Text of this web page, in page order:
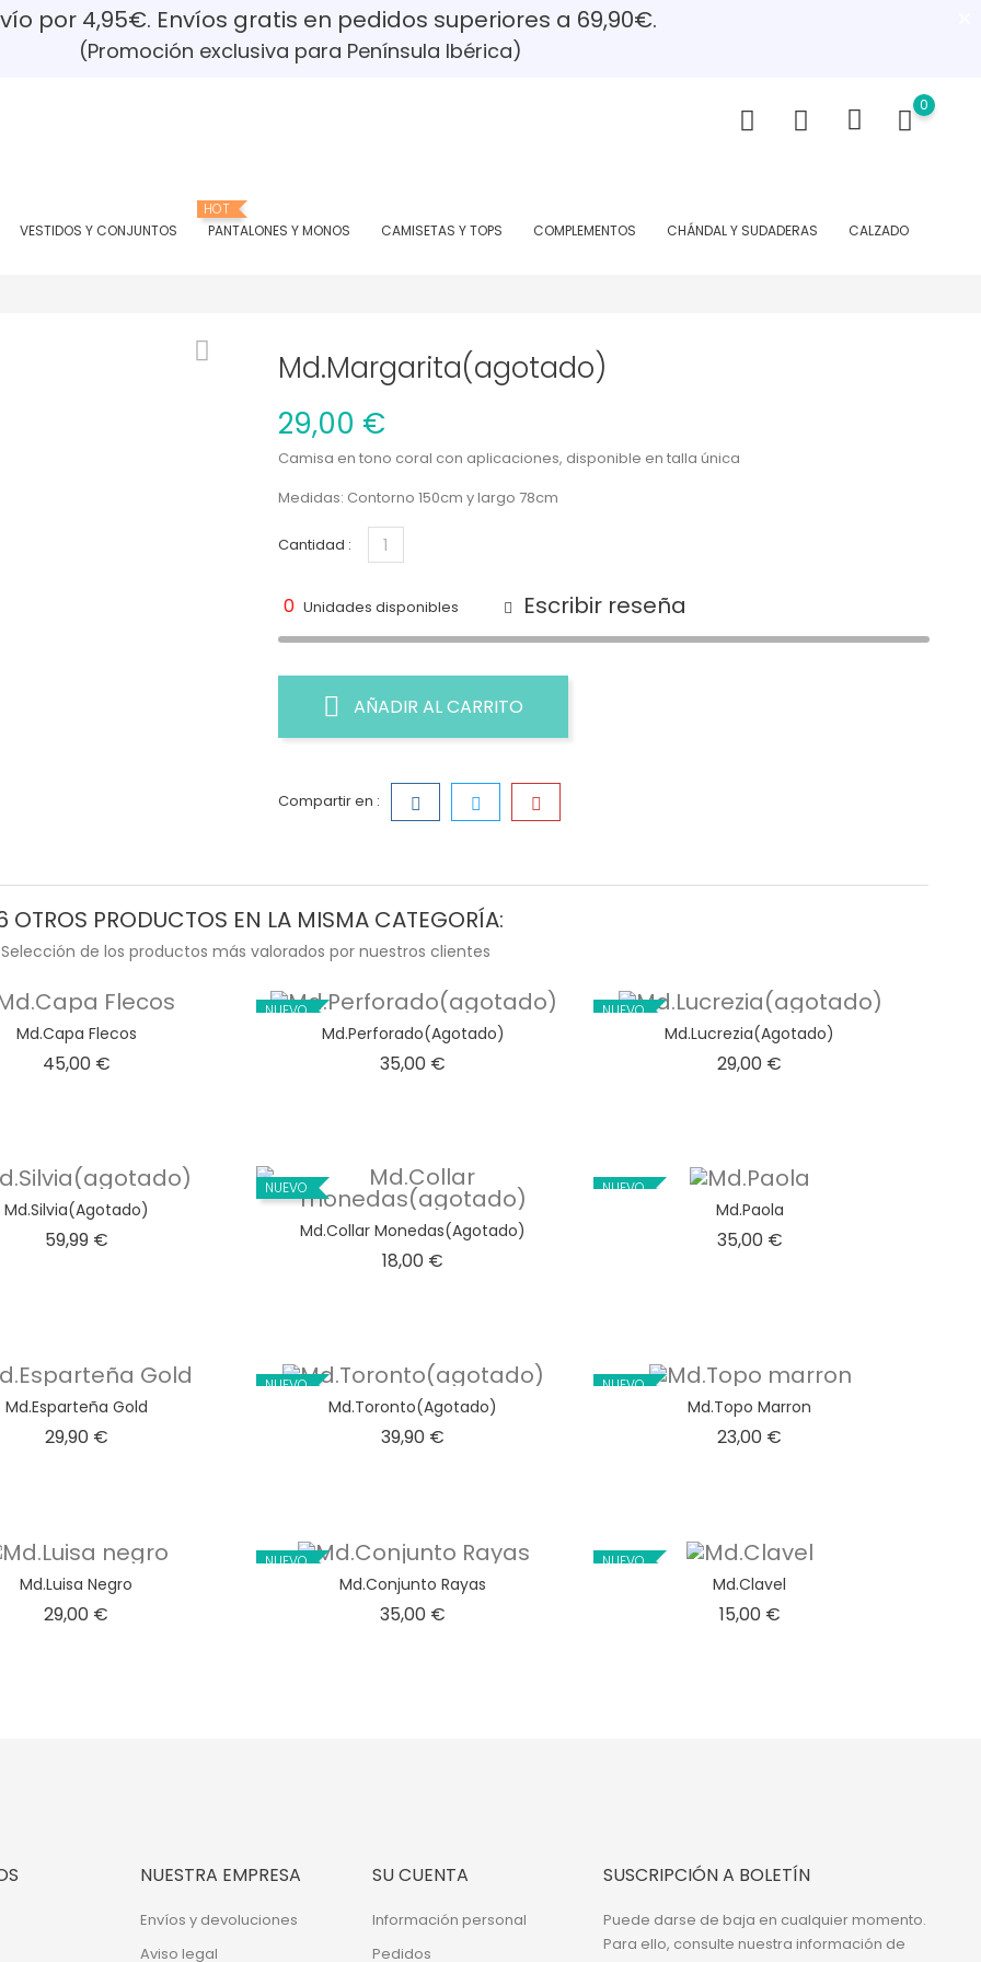
por 4,95€. Envíos gratis en pedidos superiores a 69,90€.
exclusiva para Península Ibérica)
VESTIDOS Y CONJUNTOS
HOT
PANTALONES Y MONOS
CAMISETAS Y TOPS COMPLEMENTOS CHÁNDAL Y SUDADERAS CALZADO
0
Md.Margarita(agotado)
29,00 €
Camisa en tono coral con aplicaciones, disponible en talla única
Medidas: Contorno 150cm y largo 78cm
Cantidad :
Escribir reseña
0 Unidades disponibles
AÑADIR AL CARRITO
Compartir en :
OTROS PRODUCTOS EN LA MISMA CATEGORÍA:
Selección de los productos más valorados por nuestros clientes
Md.Capa Flecos
45,00 €Precio
NUEVO
Md.Perforado(agotado)
35,00 €
NUEVO
Md.Lucrezia(agotado)
29,00 €
Md.Silvia(agotado)
59,99 €Precio
NUEVO
Md.Collar Monedas(agotado)
18,00 €
NUEVO
Md.Paola
35,00 €Precio
Md.Esparteña Gold
29,90 €Precio
NUEVO
Md.Toronto(agotado)
39,90 €
NUEVO
Md.Topo Marron
23,00 €
Md.Luisa Negro
29,00 €
NUEVO
Md.Conjunto Rayas
35,00 €
NUEVO
Md.Clavel
15,00 €Precio
NUESTRA EMPRESA
Envíos y devoluciones
Aviso legal
SU CUENTA
Información personal
Pedidos
SUSCRIPCIÓN A BOLETÍN
Puede darse de baja en cualquier momento.
Para ello, consulte nuestra información de